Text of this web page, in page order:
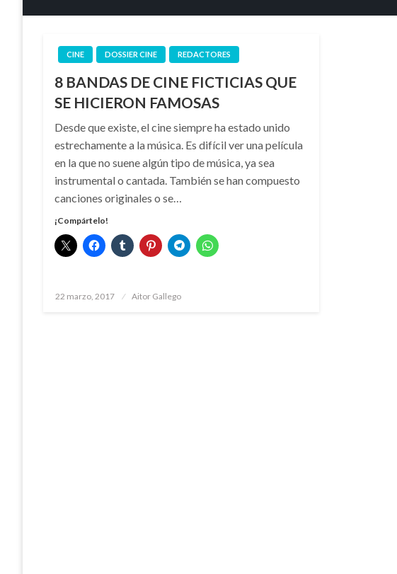
CINE DOSSIER CINE REDACTORES
8 BANDAS DE CINE FICTICIAS QUE
SE HICIERON FAMOSAS
Desde que existe, el cine siempre ha estado unido
estrechamente a la música. Es difícil ver una película
en la que no suene algún tipo de música, ya sea
instrumental o cantada. También se han compuesto
canciones originales o se…
¡Compártelo!
Publicado
22 marzo, 2017 Aitor Gallego